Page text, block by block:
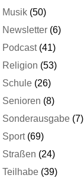
Musik (50)
Newsletter (6)
Podcast(41)
Religion (53)
Schule (26)
Senioren (8)
Sonderausgabe (7)
Sport(69)
Straßen (24)
Teilhabe (39)